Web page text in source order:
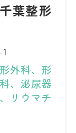
葉整形
外科、形
、泌尿器
リウマチ